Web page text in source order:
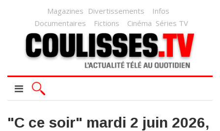
Magazines Divertissements
Infos
Documentaires
Fictions Cinéma Séries TV
"C ce soir" mardi 2 juin 2026,